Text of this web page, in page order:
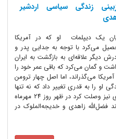
زندگی سیاسی اردشیر
یک دیپلمات او که در آمریکا
می‌کرد با توجه به جدایی پدر و
دیگر علاقه‌ای به بازگشت به ایران
و گمان می‌کرد که باقی عمر خود را
می‌گذراند، اما اصل چهار ترومن
او را به قدری تغییر داد که نه تنها
وارد ایران شد، بلکه با خاندان پهلوی نیز وصلت کرد در ظهر روز ۲۴ مهرماه
فضل‌الله زاهدی و خدیجه‌الملوک در